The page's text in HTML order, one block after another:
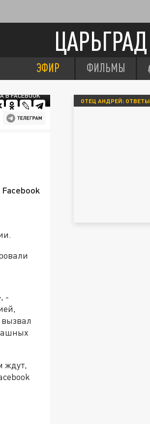
ЦАРЬГРАД
ЭФИР ФИЛЬМЫ
FACEBOOK
Facebook
-
ждут,
ОТЕЦ АНДРЕЙ: ОТВЕТЫ